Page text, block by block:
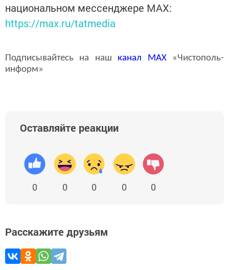
национальном мессенджере MАХ:
https://max.ru/tatmedia
Подписывайтесь на наш канал MAX«Чистополь-
информ»
Оставляйте реакции
0 0 0 0 0
Расскажите друзьям